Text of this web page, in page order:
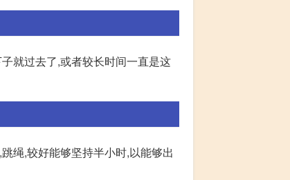
就过去了,或者较长时间一直是这
绳,较好能够坚持半小时,以能够出